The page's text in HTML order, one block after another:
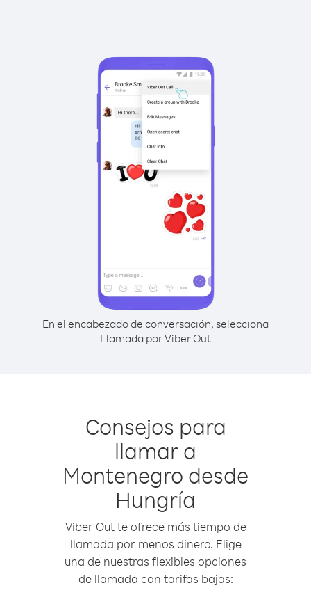
En el encabezado de conversación, selecciona
Llamada por Viber Out
Consejos para
llamar a
Montenegro desde
Hungría
Viber Out te ofrece más tiempo de
llamada por menos dinero. Elige
una de nuestras flexibles opciones
de llamada con tarifas bajas: